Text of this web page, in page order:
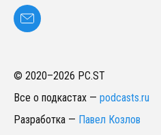
© 2020–2026 PC.ST
Все о подкастах — podcasts.ru
Разработка — Павел Козлов